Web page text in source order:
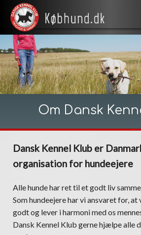
Om Dansk
Dansk Kennel Klub er
organisation for hundeejere
Alle hunde har ret til et godt liv
Som hundeejere har vi ansvaret for, at
godt og lever i harmoni med os
Dansk Kennel Klub gerne hjælpe alle